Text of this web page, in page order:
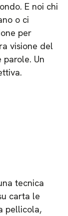
E noi chi
o ci
per
visione del
Un
tecnica
carta le
pellicola,